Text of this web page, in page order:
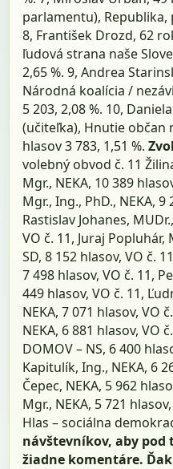
parlamentu), Republika,
8, František Drozd, 62
ľudová strana naše
2,65 %. 9, Andrea
Národná koalícia /
5 203, 2,08 %. 10,
(učiteľka), Hnutie
hlasov 3 783, 1,51 %.
volebný obvod č. 11
Mgr., NEKA, 10 389
Mgr., Ing., PhD., NEKA, 9
Rastislav Johanes,
VO č. 11, Juraj Popluhár,
SD, 8 152 hlasov, VO č.
7 498 hlasov, VO č. 11,
449 hlasov, VO č. 11,
NEKA, 7 071 hlasov, VO
NEKA, 6 881 hlasov, VO
DOMOV – NS, 6 400
Kapitulík, Ing., NEKA, 6
Čepec, NEKA, 5 962
Mgr., NEKA, 5 721
Hlas – sociálna
návštevníkov, aby
žiadne komentáre.